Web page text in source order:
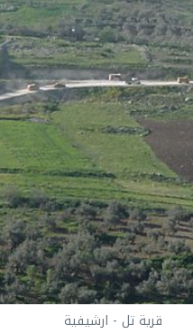
قرية تل - ارشيفية